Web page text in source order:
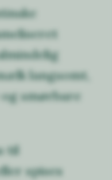
langsomt,
smørbare
til
spises